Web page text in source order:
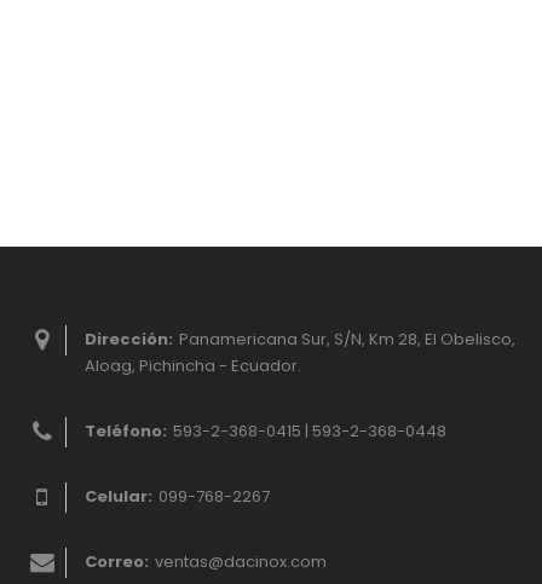
Dirección: Panamericana Sur, S/N, Km 28, El Obelisco,
Aloag, Pichincha - Ecuador.
Teléfono: 593-2-368-0415 | 593-2-368-0448
Celular: 099-768-2267
Correo: ventas@dacinox.com